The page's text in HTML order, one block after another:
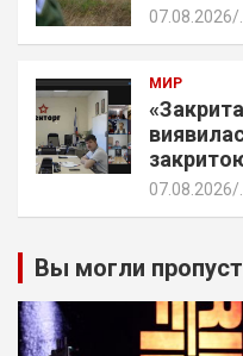
07.08.2026
МИР
07.08.2026
Вы могли